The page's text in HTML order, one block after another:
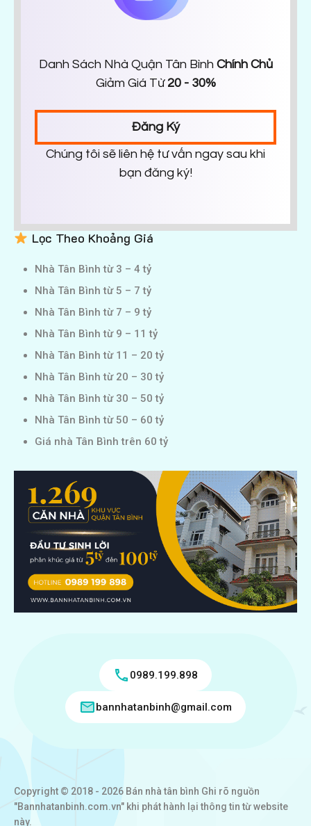
Danh Sách Nhà Quận Tân Bình Chính Chủ
Giảm Giá Từ 20 - 30%
Đăng Ký
Chúng tôi sẽ liên hệ tư vấn ngay sau khi
bạn đăng ký!
Lọc Theo Khoảng Giá
Nhà Tân Bình từ 3 – 4 tỷ
Nhà Tân Bình từ 5 – 7 tỷ
Nhà Tân Bình từ 7 – 9 tỷ
Nhà Tân Bình từ 9 – 11 tỷ
Nhà Tân Bình từ 11 – 20 tỷ
Nhà Tân Bình từ 20 – 30 tỷ
Nhà Tân Bình từ 30 – 50 tỷ
Nhà Tân Bình từ 50 – 60 tỷ
Giá nhà Tân Bình trên 60 tỷ
0989.199.898
bannhatanbinh@gmail.com
Copyright © 2018 - 2026 Bán nhà tân bình Ghi rõ nguồn
"Bannhatanbinh.com.vn" khi phát hành lại thông tin từ website
này.